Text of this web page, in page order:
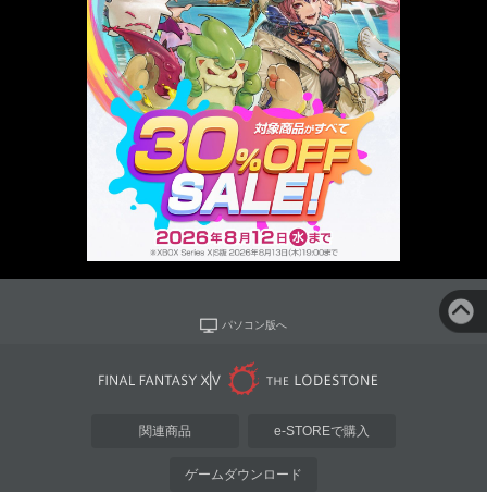
パソコン版へ
関連商品 e-STOREで購入
ゲームダウンロード